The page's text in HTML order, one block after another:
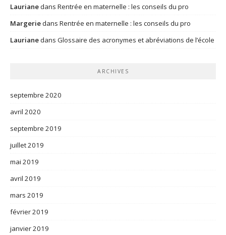
Laurianedans Rentrée en maternelle : les conseils du pro
Margeriedans Rentrée en maternelle : les conseils du pro
Laurianedans Glossaire des acronymes et abréviations de l’école
ARCHIVES
septembre 2020
avril 2020
septembre 2019
juillet 2019
mai 2019
avril 2019
mars 2019
février 2019
janvier 2019